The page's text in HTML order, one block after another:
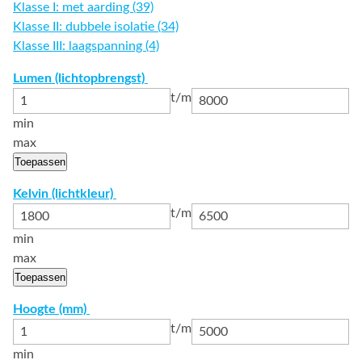
Klasse I: met aarding (39)
Klasse II: dubbele isolatie (34)
Klasse III: laagspanning (4)
Lumen (lichtopbrengst)
t/m
min
max
Toepassen
Kelvin (lichtkleur)
t/m
min
max
Toepassen
Hoogte (mm)
t/m
min